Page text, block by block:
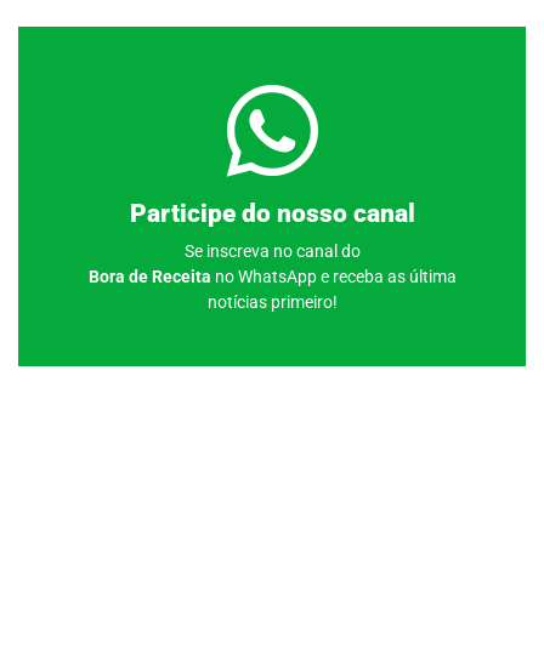
Participe do nosso canal
Se inscreva no canal do
Bora de Receita no WhatsApp e receba as última
notícias primeiro!
Clique aqui